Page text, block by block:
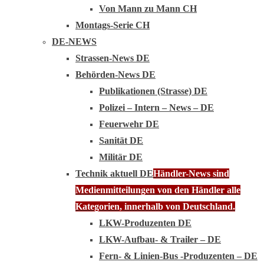
Von Mann zu Mann CH
Montags-Serie CH
DE-NEWS
Strassen-News DE
Behörden-News DE
Publikationen (Strasse) DE
Polizei – Intern – News – DE
Feuerwehr DE
Sanität DE
Militär DE
Technik aktuell DEHändler-News sind
Medienmitteilungen von den Händler alle
Kategorien, innerhalb von Deutschland.
LKW-Produzenten DE
LKW-Aufbau- & Trailer – DE
Fern- & Linien-Bus -Produzenten – DE